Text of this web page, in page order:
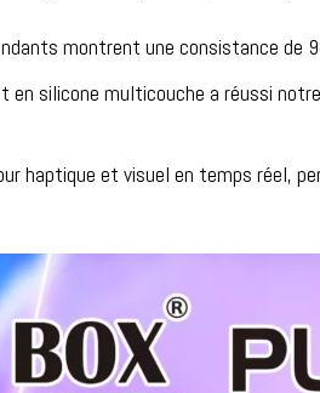
montrent une consistance de
en silicone multicouche a réussi
haptique et visuel en temps